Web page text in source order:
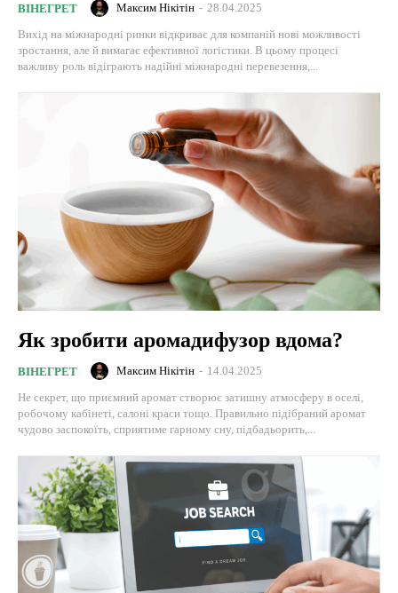
ВІНЕГРЕТ Максим Нікітін - 28.04.2025
Вихід на міжнародні ринки відкриває для компаній нові можливості
зростання, але й вимагає ефективної логістики. В цьому процесі
важливу роль відіграють надійні міжнародні перевезення,...
Як зробити аромадифузор вдома?
ВІНЕГРЕТ Максим Нікітін - 14.04.2025
Не секрет, що приємний аромат створює затишну атмосферу в оселі,
робочому кабінеті, салоні краси тощо. Правильно підібраний аромат
чудово заспокоїть, сприятиме гарному сну, підбадьорить,...